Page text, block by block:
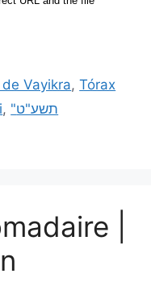
Vayikra,Tórax
,
"תשע"ט
|